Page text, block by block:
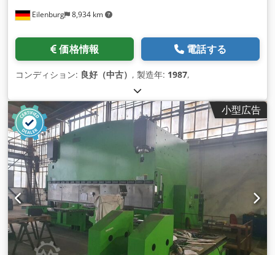
CNCマシンで完全に研磨されています。 リニアガイドとボール
オンドライブによって駆動されるリニアガイド上の2つの自動
ワイドバックストップ（Z1軸とZ2軸） 自動高さ調整（R軸）
CNC制御曲げ補助装置2台（各400 kg、60°） 作業エリアの右
側に駐車位置を移動します 安全装置： 安全位置付きフットス
イッチ 作業速度10 mm/s以下 Cjdpfx Apowd I Svederf 早送り
時の閉じる速度は30 mm/sに制限されます レーザー安全 独立
した安全モジュールによる継続的な速度と位置の監視 安全スイ
ッチ付きサイドカバー スライドドアと安全スイッチ付きの裏蓋
制御電圧24V 安全モジュールカテゴリーIV 標準設計および装
備： 左側の制御盤 回転式アルミアームを備えたコントロール
パネル 上部ツール 85° R1、高さ 200 mm の 1 セット 1 顧客固
有の下部ツールの完全な装備 マシンは設定可能（制御、色、
軸） フランス北西部（ブルターニュ）のドゥアルヌネで製造
CE証明書 ドイツ語での操作説明書 ご要望に応じて他の寸法や
サービスもご提供いたします 世界中で配送と試運転が可能
Eilenburg 8,934 km
価格情報 電話する
コンディション: 良好（中古） , 製造年: 1987,
小型広告